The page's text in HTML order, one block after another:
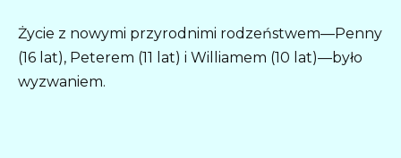
Życie z nowymi przyrodnimi rodzeństwem—Penny
(16 lat), Peterem (11 lat) i Williamem (10 lat)—było
wyzwaniem.